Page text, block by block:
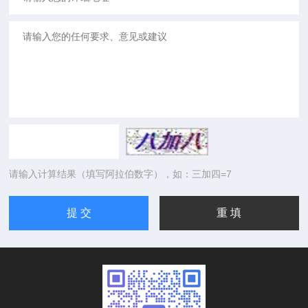
请输入计算结果（填写阿拉伯数字），如：三加四=7